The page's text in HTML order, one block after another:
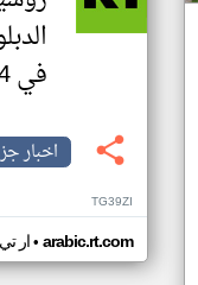
في 4 دول أفريقية
اخبار
TG39ZI
ار• arabic.rt.com